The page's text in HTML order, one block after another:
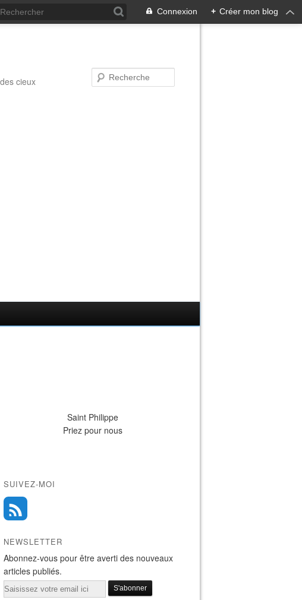
Connexion + Créer mon blog
cieux
Saint Philippe
Priez pour nous
SUIVEZ-MOI
NEWSLETTER
Abonnez-vous pour être averti des nouveaux
articles publiés.
Email